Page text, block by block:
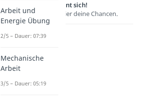
Lernen lohnt sich!
Entdecke hier deine Chancen.
Arbeit und
Energie Übung
2/5 – Dauer: 07:39
Mechanische
Arbeit
3/5 – Dauer: 05:19